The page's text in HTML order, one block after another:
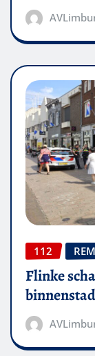
112
Flinke
binnenstad